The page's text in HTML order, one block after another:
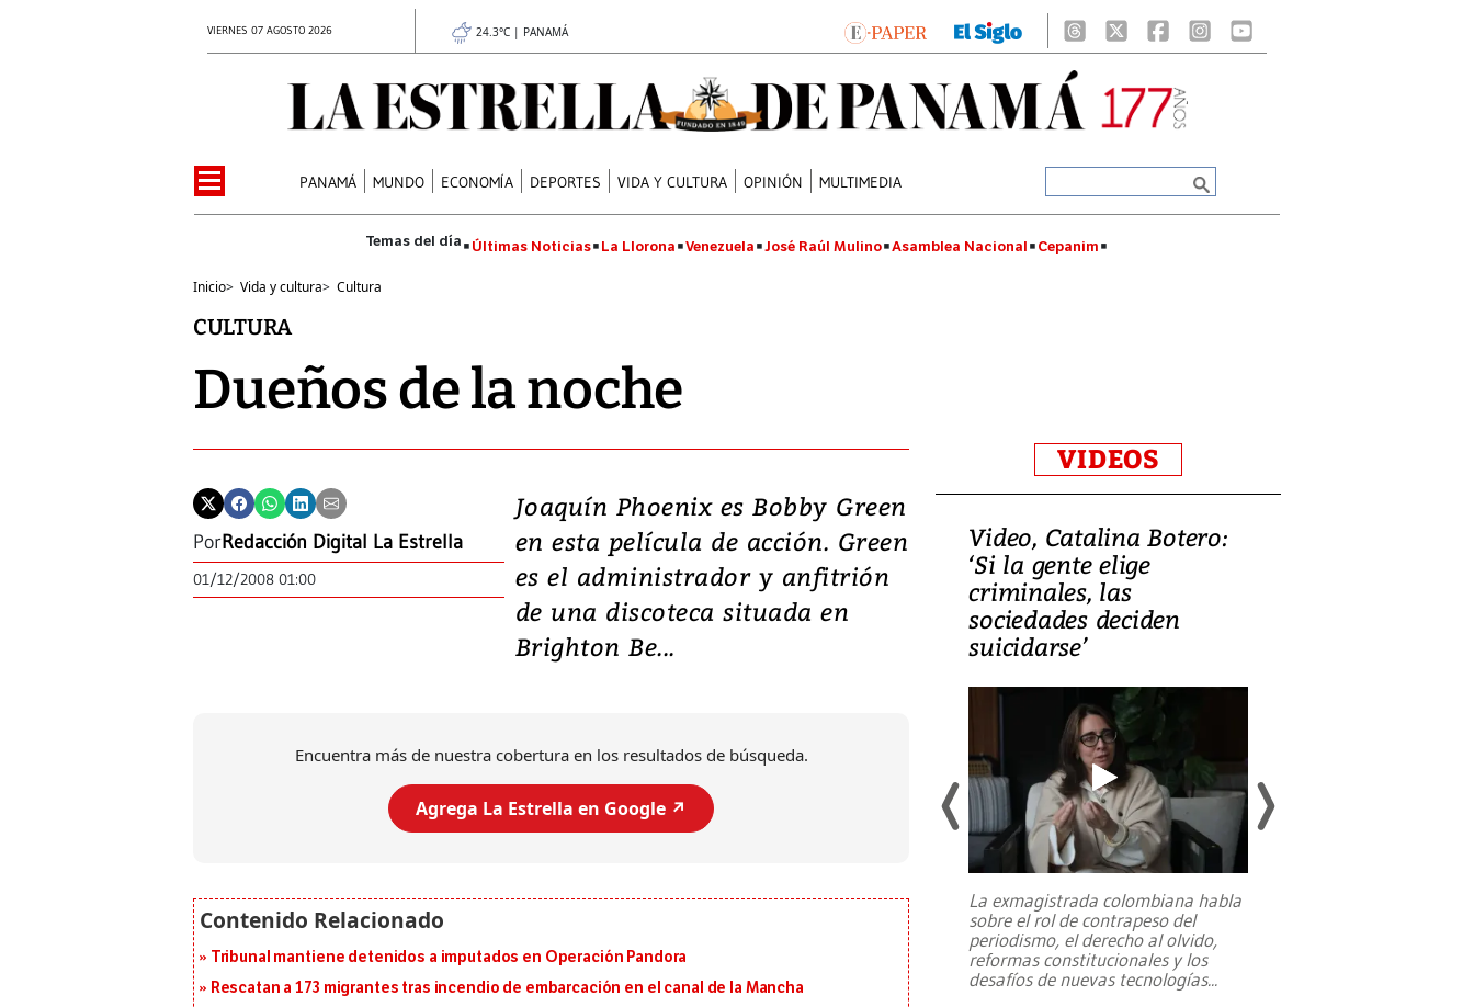
VIERNES 07 AGOSTO 2026 24.3°C | PANAMÁ
PANAMÁ MUNDO ECONOMÍA DEPORTES VIDA Y CULTURA OPINIÓN MULTIMEDIA
Últimas Noticias La Llorona Venezuela José Raúl Mulino Asamblea Nacional Cepanim
Inicio> Vida y cultura> Cultura
CULTURA
Dueños de la noche
PorRedacción Digital La Estrella
01/12/2008 01:00
Joaquín Phoenix es Bobby Green
en esta película de acción. Green
es el administrador y anfitrión
de una discoteca situada en
Brighton Be...
Encuentra más de nuestra cobertura en los resultados de búsqueda.
Agrega La Estrella en Google ↗️
Tribunal mantiene detenidos a imputados en Operación Pandora
Rescatan a 173 migrantes tras incendio de embarcación en el canal de la Mancha
VIDEOS
Video, Japón: Terremoto
deja heridos y graves
daños en Kumamoto
al sur de Japón, provocando una
Video, Catalina Botero:
‘Si la gente elige
criminales, las
sociedades deciden
suicidarse’
La exmagistrada colombiana habla
sobre el rol de contrapeso del
periodismo, el derecho al olvido,
reformas constitucionales y los
desafíos de nuevas tecnologías...